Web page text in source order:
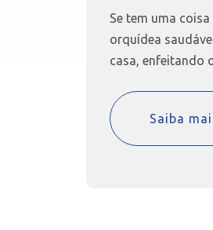
Se tem uma
orquídea
casa, enfeitando
Saiba